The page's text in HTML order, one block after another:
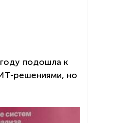
подошла к
решениями, но